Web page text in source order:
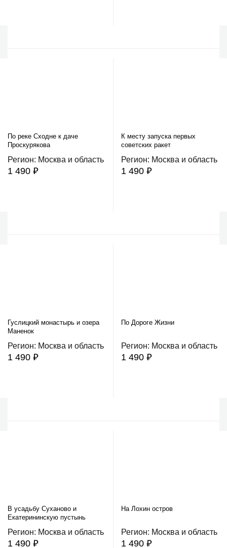
По реке Сходне к даче
Проскурякова
Регион: Москва и область
1 490 ₽
К месту запуска первых
советских ракет
Регион: Москва и область
1 490 ₽
Гуслицкий монастырь и озера
Маненок
Регион: Москва и область
1 490 ₽
По Дороге Жизни
Регион: Москва и область
1 490 ₽
В усадьбу Суханово и
Екатерининскую пустынь
Регион: Москва и область
1 490 ₽
На Лохин остров
Регион: Москва и область
1 490 ₽